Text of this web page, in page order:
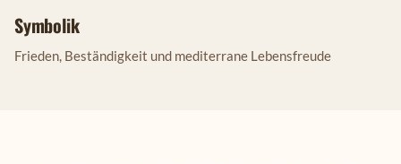
Symbolik
Frieden, Beständigkeit und mediterrane Lebensfreude